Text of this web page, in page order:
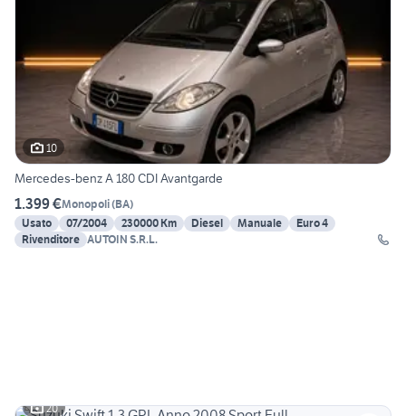
10
Mercedes-benz A 180 CDI Avantgarde
1.399 €Monopoli(BA)
Usato
07/2004 230000 Km Diesel Manuale
Euro 4
Rivenditore AUTOIN S.R.L.
20